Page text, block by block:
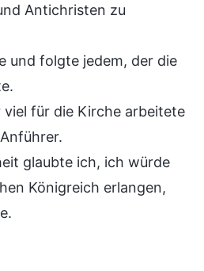
Antichristen zu
und folgte jedem, der die
viel für die Kirche arbeitete
glaubte ich, ich würde
Königreich erlangen,